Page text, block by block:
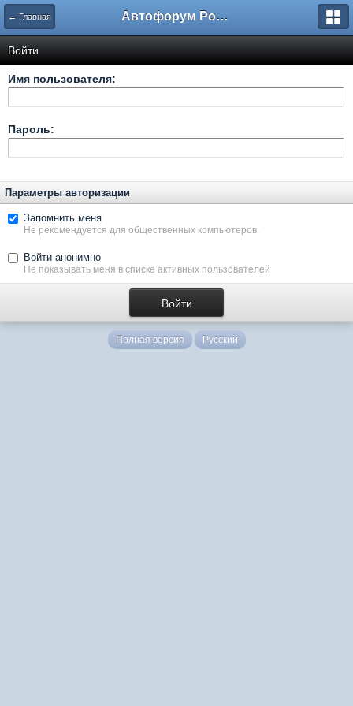
← Главная Автофорум Ростова-на-Дону
Войти
Имя пользователя:
Пароль:
Параметры авторизации
Запомнить меня
Не рекомендуется для общественных компьютеров.
Войти анонимно
Не показывать меня в списке активных пользователей
Полная версия Русский